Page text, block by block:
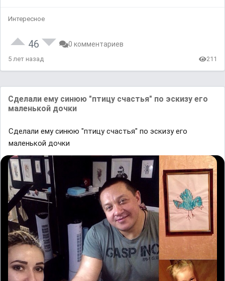
Интересное
46 0 комментариев
5 лет назад 211
Сделали ему синюю "птицу счастья" по эскизу его
маленькой дочки
Сделали ему синюю "птицу счастья" по эскизу его
маленькой дочки